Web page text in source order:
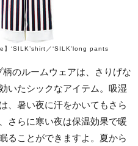
‘SILK’shirt／‘SILK’long pants
のルームウェアは、さりげな
いたシックなアイテム。吸湿
、暑い夜に汗をかいてもさら
さらに寒い夜は保温効果で暖
ることができますよ。夏から